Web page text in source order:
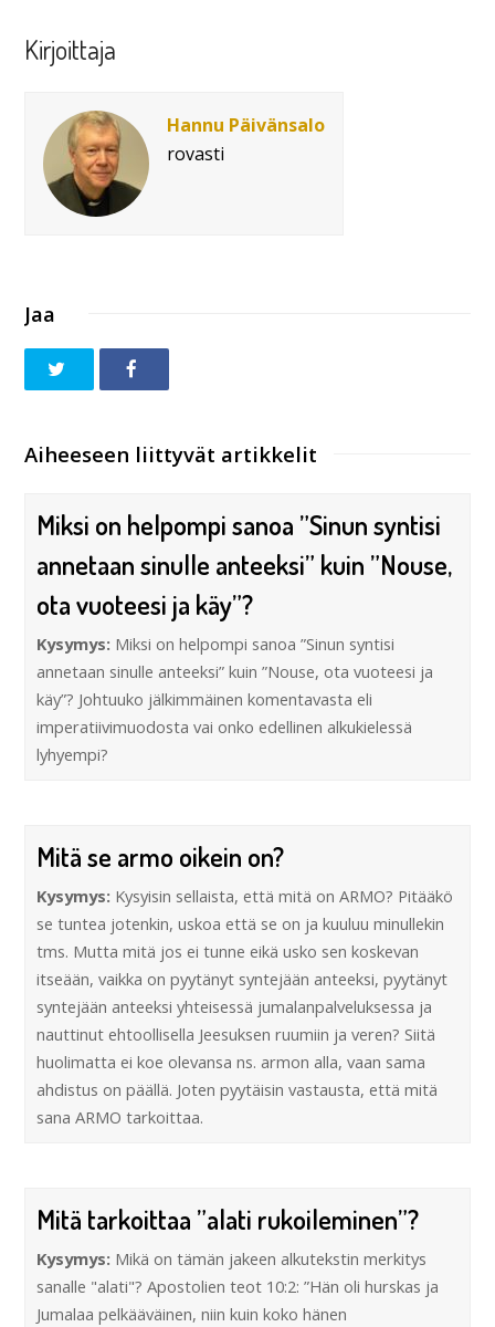
Kirjoittaja
Hannu Päivänsalo
rovasti
Jaa
Aiheeseen liittyvät artikkelit
Miksi on helpompi sanoa ”Sinun syntisi
annetaan sinulle anteeksi” kuin ”Nouse,
ota vuoteesi ja käy”?
Kysymys: Miksi on helpompi sanoa ”Sinun syntisi
annetaan sinulle anteeksi” kuin ”Nouse, ota vuoteesi ja
käy”? Johtuuko jälkimmäinen komentavasta eli
imperatiivimuodosta vai onko edellinen alkukielessä
lyhyempi?
Mitä se armo oikein on?
Kysymys: Kysyisin sellaista, että mitä on ARMO? Pitääkö
se tuntea jotenkin, uskoa että se on ja kuuluu minullekin
tms. Mutta mitä jos ei tunne eikä usko sen koskevan
itseään, vaikka on pyytänyt syntejään anteeksi, pyytänyt
syntejään anteeksi yhteisessä jumalanpalveluksessa ja
nauttinut ehtoollisella Jeesuksen ruumiin ja veren? Siitä
huolimatta ei koe olevansa ns. armon alla, vaan sama
ahdistus on päällä. Joten pyytäisin vastausta, että mitä
sana ARMO tarkoittaa.
Mitä tarkoittaa ”alati rukoileminen”?
Kysymys: Mikä on tämän jakeen alkutekstin merkitys
sanalle "alati"? Apostolien teot 10:2: ”Hän oli hurskas ja
Jumalaa pelkääväinen, niin kuin koko hänen